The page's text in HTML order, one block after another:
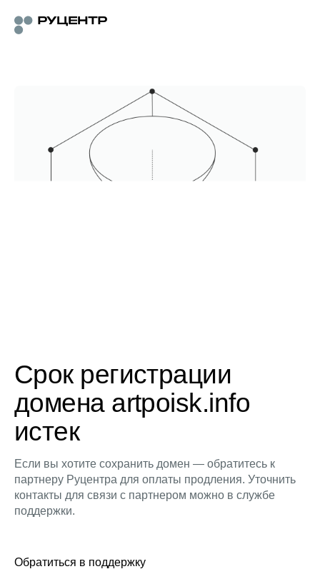
Срок регистрации
домена artpoisk.info
истек
Если вы хотите сохранить домен — обратитесь к
партнеру Руцентра для оплаты продления. Уточнить
контакты для связи с партнером можно в службе
поддержки.
Обратиться в поддержку